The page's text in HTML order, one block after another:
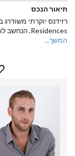
תיאור הנכס
Residences, הנחשב לאחד ממגד
המשך...